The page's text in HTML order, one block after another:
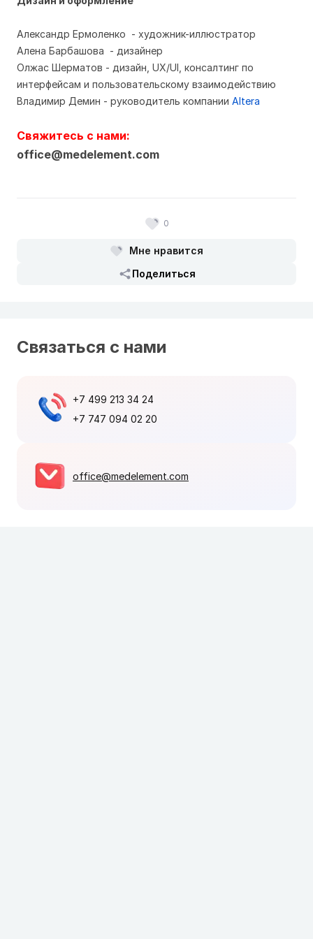
Александр Ермоленко - художник-иллюстратор
Алена Барбашова - дизайнер
Олжас Шерматов - дизайн, UX/UI, консалтинг по
интерфейсам и пользовательскому взаимодействию
Владимир Демин - руководитель компании Altera
Свяжитесь с нами:
office@medelement.com
0
Мне нравится
Поделиться
Связаться с нами
+7 499 213 34 24
+7 747 094 02 20
office@medelement.com